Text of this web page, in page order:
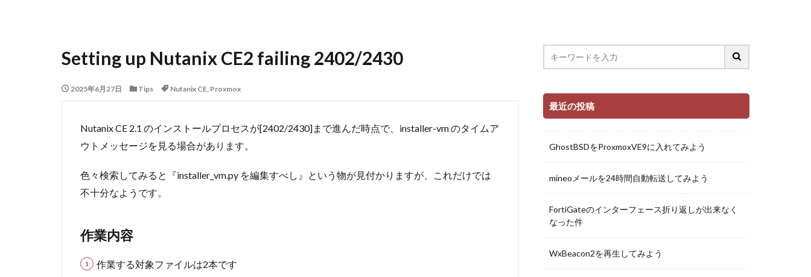
Setting up Nutanix CE2 failing 2402/2430
2025年6月27日 Tips Nutanix CE, Proxmox
Nutanix CE 2.1 のインストールプロセスが[2402/2430]まで進んだ時点で、installer-vm のタイムア
ウトメッセージを見る場合があります。
色々検索してみると『installer_vm.py を編集すべし』という物が見付かりますが、これだけでは
不十分なようです。
作業内容
作業する対象ファイルは2本です
最近の投稿
GhostBSDをProxmoxVE9に入れてみよう
mineoメールを24時間自動転送してみよう
FortiGateのインターフェース折り返しが出来なく
なった件
WxBeacon2を再生してみよう